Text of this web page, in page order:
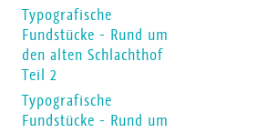
Typografische
Fundstücke - Rund um
den alten Schlachthof
Teil 2
Typografische
Fundstücke - Rund um